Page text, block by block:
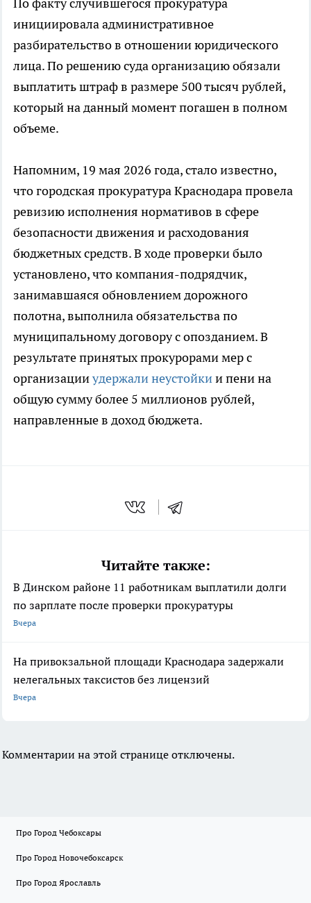
По факту случившегося прокуратура
инициировала административное
разбирательство в отношении юридического
лица. По решению суда организацию обязали
выплатить штраф в размере 500 тысяч рублей,
который на данный момент погашен в полном
объеме.
Напомним, 19 мая 2026 года, стало известно,
что городская прокуратура Краснодара провела
ревизию исполнения нормативов в сфере
безопасности движения и расходования
бюджетных средств. В ходе проверки было
установлено, что компания-подрядчик,
занимавшаяся обновлением дорожного
полотна, выполнила обязательства по
муниципальному договору с опозданием. В
результате принятых прокурорами мер с
организацииудержали неустойкии пени на
общую сумму более 5 миллионов рублей,
направленные в доход бюджета.
Читайте также:
В Динском районе 11 работникам выплатили долги
по зарплате после проверки прокуратуры
Вчера
На привокзальной площади Краснодара задержали
нелегальных таксистов без лицензий
Вчера
Комментарии на этой странице отключены.
Про Город Чебоксары
Про Город Новочебоксарск
Про Город Ярославль